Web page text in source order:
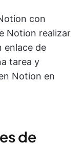
con
Notion realizar
enlace de
tarea y
Notion en
de